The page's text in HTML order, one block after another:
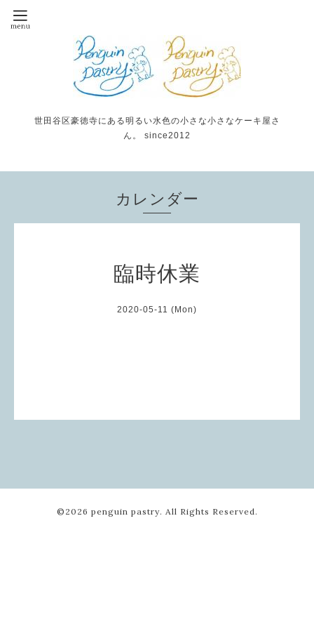
世田谷区豪徳寺にある明るい水色の小さな小さなケーキ屋さ
ん。 since2012
カレンダー
臨時休業
2020-05-11 (Mon)
©2026 penguin pastry. All Rights Reserved.